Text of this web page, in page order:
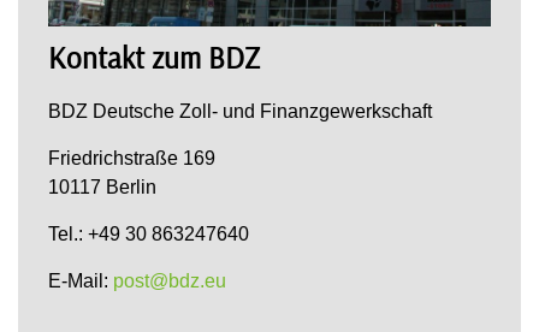
Kontakt zum BDZ
BDZ Deutsche Zoll- und Finanzgewerkschaft
Friedrichstraße 169
10117 Berlin
Tel.: +49 30 863247640
E-Mail: post@bdz.eu